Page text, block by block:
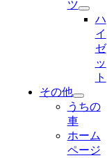
ツ
ハ
イ
ゼ
ッ
ト
その他
うちの
車
ホーム
ページ